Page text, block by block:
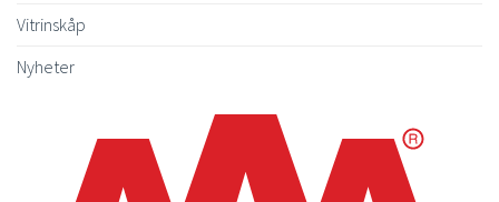
Vitrinskåp
Nyheter